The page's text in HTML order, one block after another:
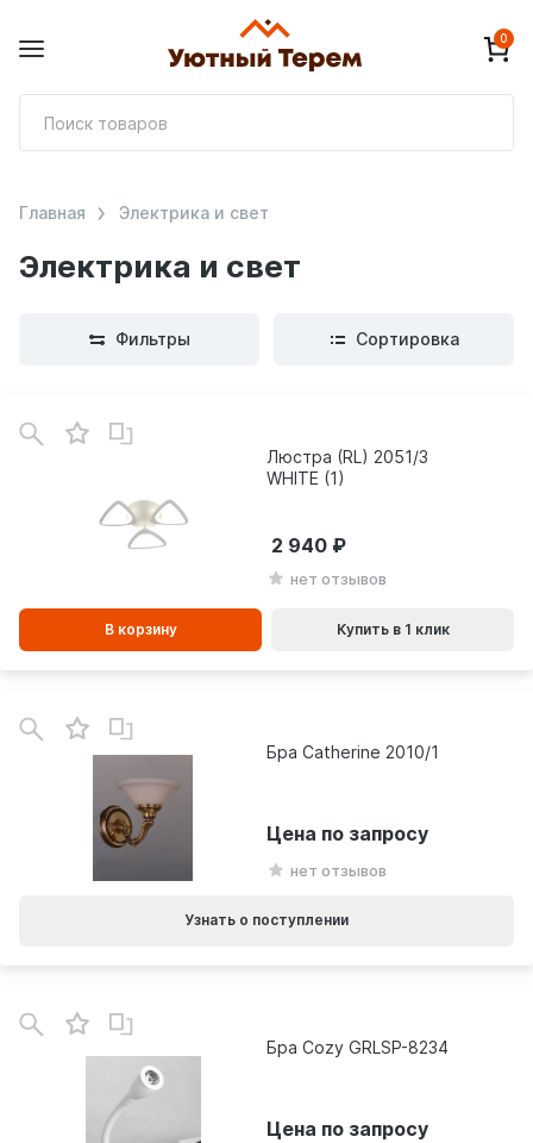
0
Электрика и свет
Главная Электрика и свет
Фильтры Сортировка
Люстра (RL) 2051/3
WHITE (1)
нет отзывов
2 940
В корзину Купить в 1 клик
Бра Catherine 2010/1
нет отзывов
Цена по запросу
Узнать о поступлении
Бра Cozy GRLSP-8234
Цена по запросу